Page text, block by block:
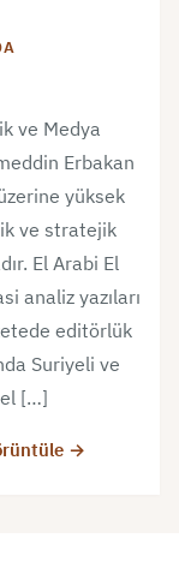
ve Medya
Erbakan
yüksek
ve stratejik
El Arabi El
analiz yazıları
editörlük
Suriyeli ve
[…]
→